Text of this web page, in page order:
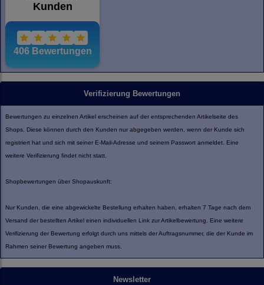
Verifizierung Bewertungen
Bewertungen zu einzelnen Artikel erscheinen auf der entsprechenden Artikelseite des
Shops. Diese können durch den Kunden nur abgegeben werden, wenn der Kunde sich
registriert hat und sich mit seiner E-Mail-Adresse und seinem Passwort anmeldet. Eine
weitere Verifizierung findet nicht statt.
Shopbewertungen über Shopauskunft:
Nur Kunden, die eine abgewickelte Bestellung erhalten haben, erhalten 7 Tage nach dem
Versand der bestellten Artikel einen individuellen Link zur Artikelbewertung. Eine weitere
Verifizierung der Bewertung erfolgt durch uns mittels der Auftragsnummer, die der Kunde im
Rahmen seiner Bewertung angeben muss.
Newsletter